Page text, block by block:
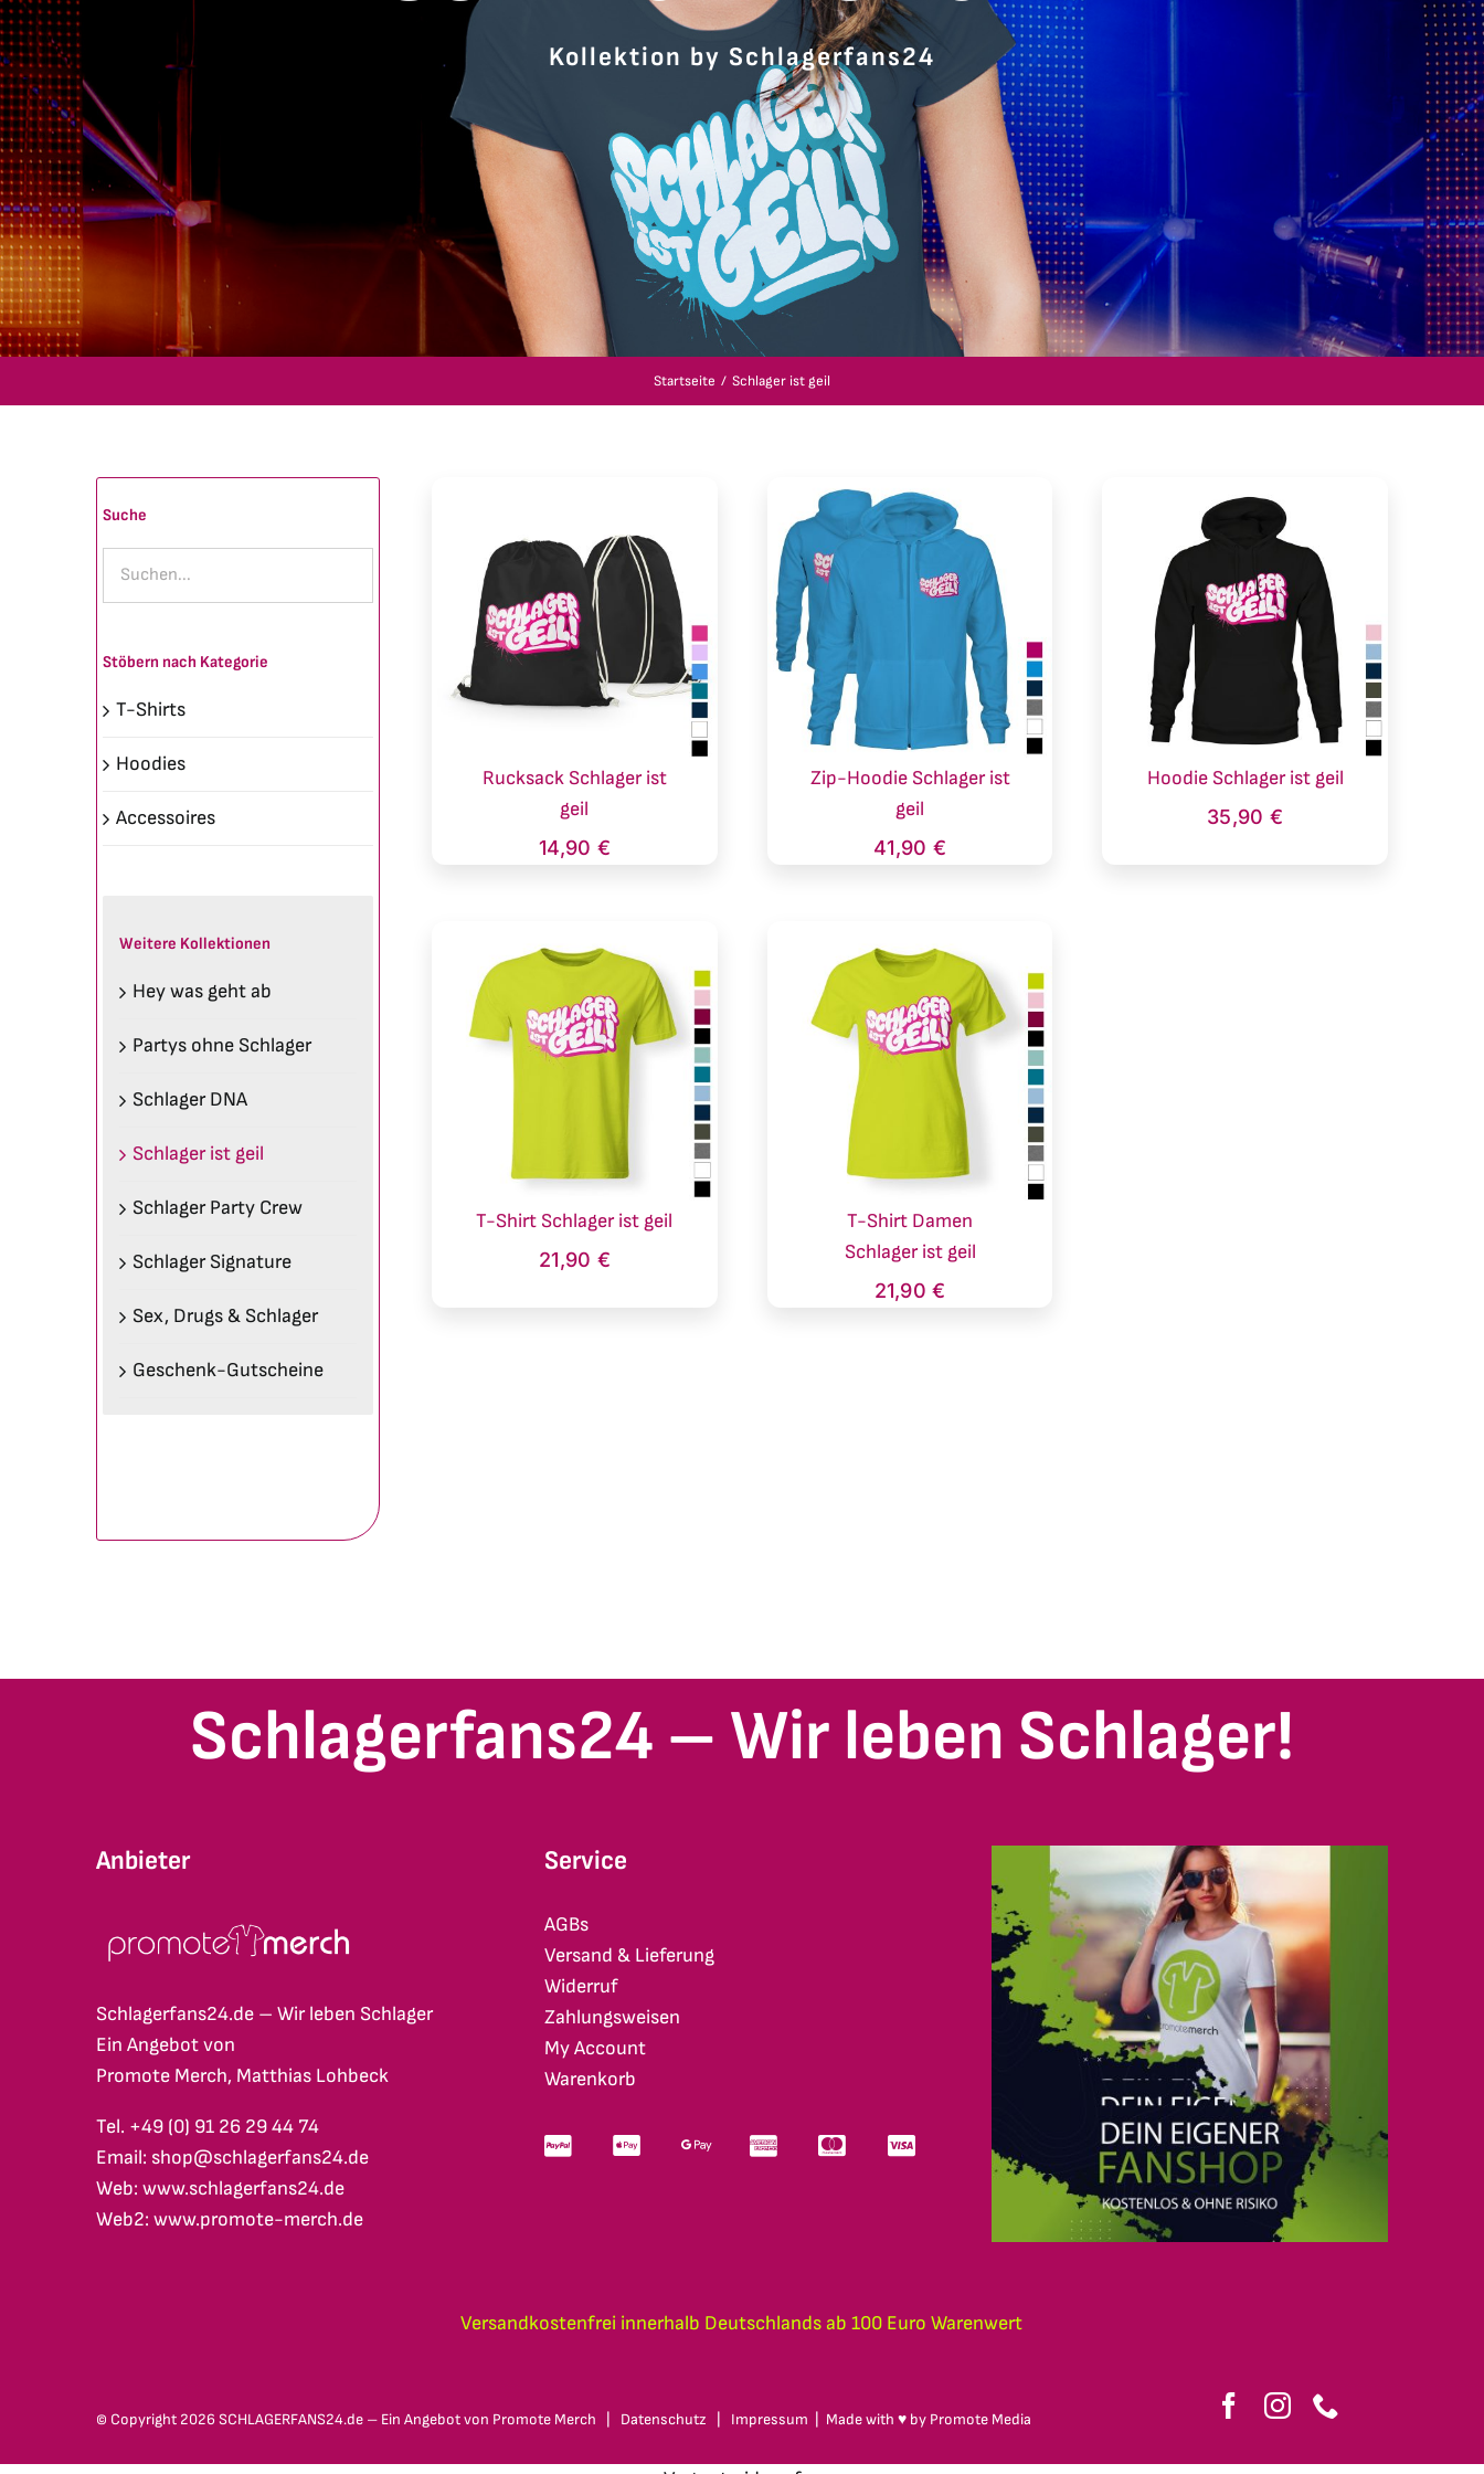
Kollektion by Schlagerfans24
Startseite Schlager ist geil
Suche
Stöbern nach Kategorie
T-Shirts
Hoodies
Accessoires
Weitere Kollektionen
Hey was geht ab
Partys ohne Schlager
Schlager DNA
Schlager ist geil
Schlager Party Crew
Schlager Signature
Sex, Drugs & Schlager
Geschenk-Gutscheine
Rucksack Schlager ist
geil
14,90 €
Zip-Hoodie Schlager ist
geil
41,90 €
Hoodie Schlager ist geil
35,90 €
T-Shirt Schlager ist geil
21,90 €
T-Shirt Damen
Schlager ist geil
21,90€
Schlagerfans24 – Wir leben Schlager!
Anbieter
Schlagerfans24.de – Wir leben Schlager
Ein Angebot von
Promote Merch, Matthias Lohbeck
Tel. +49 (0) 91 26 29 44 74
Email: shop@schlagerfans24.de
Web: www.schlagerfans24.de
Web2: www.promote-merch.de
Service
AGBs
Versand & Lieferung
Widerruf
Zahlungsweisen
My Account
Warenkorb
Versandkostenfrei innerhalb Deutschlands ab 100 Euro Warenwert
© Copyright 2026 SCHLAGERFANS24.de – Ein Angebot von Promote Merch Datenschutz Impressum | Made with ♥ by Promote Media